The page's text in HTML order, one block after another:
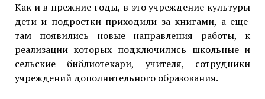
Как и в прежние годы, в это учреждение культуры
дети и подростки приходили за книгами, а еще
там появились новые направления работы, к
реализации которых подключились школьные и
сельские библиотекари, учителя, сотрудники
учреждений дополнительного образования.